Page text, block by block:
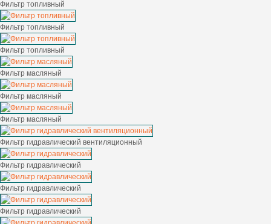
Фильтр топливный
Фильтр топливный
Фильтр топливный
Фильтр масляный
Фильтр масляный
Фильтр масляный
Фильтр гидравлический вентиляционный
Фильтр гидравлический
Фильтр гидравлический
Фильтр гидравлический